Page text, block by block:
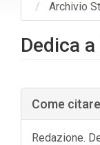
Archivio
Dedica
Barra
laterale
Come citare
Redazione.